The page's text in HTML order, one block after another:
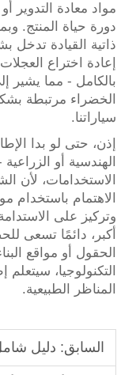
مواد معادة التدوير
دورة حياة المنتج.
ذاتية القيادة تدخل
إعادة اختراع
بالكامل - مما يشير
الخضراء مرتبطة
سياراتنا.
إذن، حتى لو بدا
الهندسية أو
الاستخدامات، لأن
الاهتمام
وتركيز على
أكبر، دائمًا تسعى
الحقول أو مواقع
التكنولوجيا،
المناظر الطبيعية.
السابق: دليل شامل